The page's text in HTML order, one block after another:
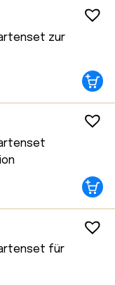
zur
für